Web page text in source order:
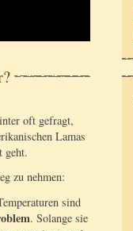
oft gefragt,
Lamas
geht.
zu nehmen:
sind
. Solange sie